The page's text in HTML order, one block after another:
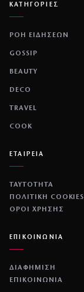
ΚΑΤΗΓΟΡΙΕΣ
ΡΟΗ ΕΙΔΗΣΕΩΝ
GOSSIP
BEAUTY
DECO
TRAVEL
COOK
ΕΤΑΙΡΕΙΑ
ΤΑΥΤΟΤΗΤΑ
ΠΟΛΙΤΙΚΉ COOKIES
ΌΡΟΙ ΧΡΉΣΗΣ
ΕΠΙΚΟΙΝΩΝΙΑ
ΔΙΑΦΗΜΙΣΗ
ΕΠΙΚΟΙΝΩΝΙΑ